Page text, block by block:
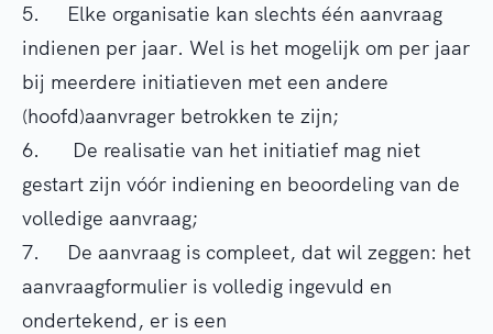
5. Elke organisatie kan slechts één aanvraag
indienen per jaar. Wel is het mogelijk om per jaar
bij meerdere initiatieven met een andere
(hoofd)aanvrager betrokken te zijn;
6. De realisatie van het initiatief mag niet
gestart zijn vóór indiening en beoordeling van de
volledige aanvraag;
7. De aanvraag is compleet, dat wil zeggen: het
aanvraagformulier is volledig ingevuld en
ondertekend, er is een